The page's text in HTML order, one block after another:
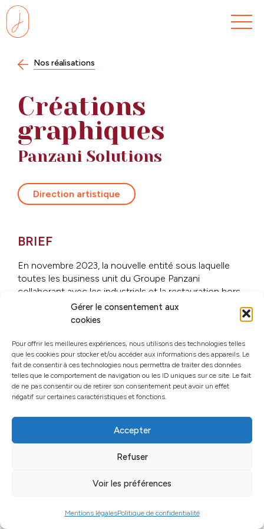
Gérer le consentement aux
cookies
Pour offrir les meilleures expériences, nous utilisons des technologies telles
que les cookies pour stocker et/ou accéder aux informations des appareils. Le
fait de consentir à ces technologies nous permettra de traiter des données
telles que le comportement de navigation ou les ID uniques sur ce site. Le fait
de ne pas consentir ou de retirer son consentement peut avoir un effet
négatif sur certaines caractéristiques et fonctions.
Accepter
Refuser
Voir les préférences
Mentions légalesPolitique de confidentialité
Skip
to
Nos réalisations
Créations
graphiques
Panzani Solutions
Direction artistique
BRIEF
En novembre 2023, la nouvelle entité sous laquelle
toutes les business unit du Groupe Panzani
collaborant avec les industriels et la restauration hors
foyer est PANZANI SOLUTIONS.
Forts de leurs expériences multi-marché depuis des
Ingrédients & Solutions constituent désormais ce
nouveau pôle d’expertise.
Le groupe PANZANI ayant adopté une nouvelle
charte au printemps 2023, nous avons créé des
semoulerie de Gennevilliers.